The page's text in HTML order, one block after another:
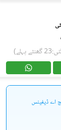
اے ڈیفینس